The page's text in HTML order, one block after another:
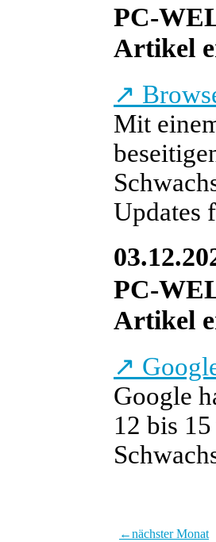
PC-
Artikel
↗
Mit
Updates
PC-
Artikel
↗
Google
12 bis
←nächster Monat